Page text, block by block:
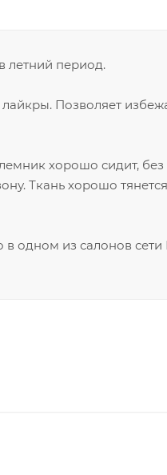
летний период.
Позволяет
хорошо сидит, без
Ткань хорошо
одном из салонов